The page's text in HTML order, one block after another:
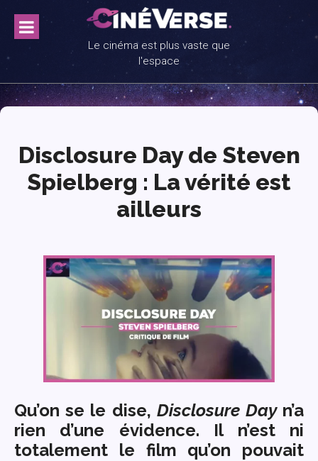
content
Le cinéma est plus vaste que
l'espace
Disclosure Day de Steven
Spielberg : La vérité est
ailleurs
Qu’on se le dise, Disclosure Dayn’a
rien d’une évidence. Il n’est ni
totalement le film qu’on pouvait